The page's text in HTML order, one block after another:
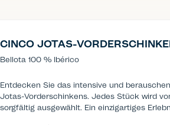
CINCO JOTAS-
Bellota 100 % Ibérico
Entdecken Sie das intensive und
Jotas-Vorderschinkens. Jedes Stück wird
sorgfältig ausgewählt. Ein einzigartiges